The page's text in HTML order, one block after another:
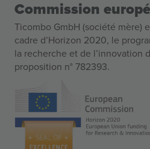
Commission
Ticombo GmbH (société mère)
cadre d’Horizon 2020, le
la recherche et de l’innovation
proposition n° 782393.